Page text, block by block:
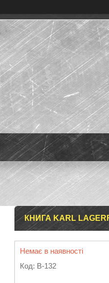
КНИГА KARL
Немає в наявності
Код: B-132